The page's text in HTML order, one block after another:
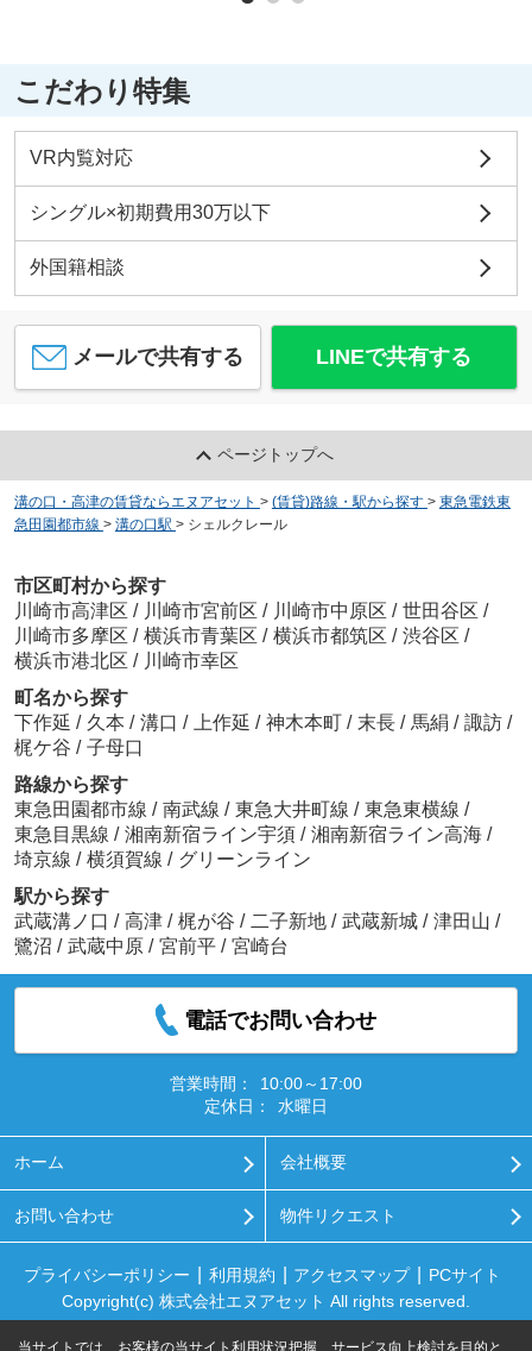
こだわり特集
VR内覧対応
シングル×初期費用30万以下
外国籍相談
メールで共有する LINEで共有する
ページトップへ
溝の口・高津の賃貸ならエヌアセット > (賃貸)路線・駅から探す > 東急電鉄東
急田園都市線 > 溝の口駅 > シェルクレール
市区町村から探す
川崎市高津区 / 川崎市宮前区 / 川崎市中原区 / 世田谷区 /
川崎市多摩区 / 横浜市青葉区 / 横浜市都筑区 / 渋谷区 /
横浜市港北区 / 川崎市幸区
町名から探す
下作延 / 久本 / 溝口 / 上作延 / 神木本町 / 末長 / 馬絹 / 諏訪 /
梶ケ谷 / 子母口
路線から探す
東急田園都市線 / 南武線 / 東急大井町線 / 東急東横線 /
東急目黒線 / 湘南新宿ライン宇須 / 湘南新宿ライン高海 /
埼京線 / 横須賀線 / グリーンライン
駅から探す
武蔵溝ノ口 / 高津 / 梶が谷 / 二子新地 / 武蔵新城 / 津田山 /
鷺沼 / 武蔵中原 / 宮前平 / 宮崎台
電話でお問い合わせ
営業時間：
10:00～17:00
定休日：
水曜日
ホーム 会社概要
お問い合わせ 物件リクエスト
プライバシーポリシー 利用規約 アクセスマップ
PCサイト
Copyright(c) 株式会社エヌアセット All rights reserved.
当サイトでは、お客様の当サイト利用状況把握、サービス向上検討を目的と